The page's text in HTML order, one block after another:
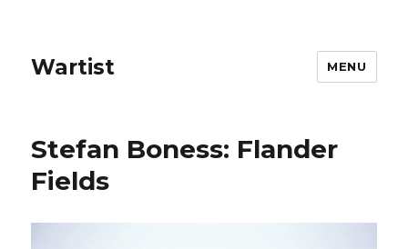
Wartist MENU
Stefan Boness: Flander
Fields